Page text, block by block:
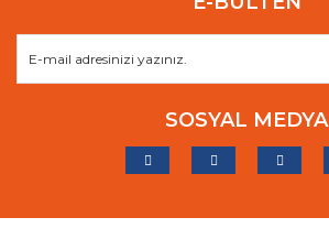
SOSYAL MEDYA